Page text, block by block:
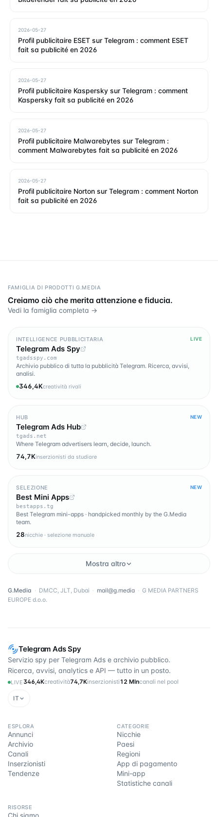
2026-05-27
Profil publicitaire ESET sur Telegram : comment ESET
fait sa publicité en 2026
2026-05-27
Profil publicitaire Kaspersky sur Telegram : comment
Kaspersky fait sa publicité en 2026
2026-05-27
Profil publicitaire Malwarebytes sur Telegram :
comment Malwarebytes fait sa publicité en 2026
2026-05-27
Profil publicitaire Norton sur Telegram : comment Norton
fait sa publicité en 2026
Telegram Ads Spy
Servizio spy per Telegram Ads e archivio pubblico.
Ricerca, avvisi, analytics e API — tutto in un posto.
LIVE 346,4Kcreatività74,7Kinserzionisti12 Mlncanali nel pool
IT
ESPLORA
Annunci
Archivio
Canali
Inserzionisti
Tendenze
CATEGORIE
Nicchie
Paesi
Regioni
App di pagamento
Mini-app
Statistiche canali
RISORSE
Chi siamo
FAMIGLIA DI PRODOTTI G.MEDIA
Creiamo ciò che merita attenzione e fiducia.
Vedi la famiglia completa →
INTELLIGENCE PUBBLICITARIA LIVE
Telegram Ads Spy
tgadsspy.com
Archivio pubblico di tutta la pubblicità Telegram. Ricerca, avvisi,
analisi.
346,4Kcreatività rivali
HUB NEW
Telegram Ads Hub
tgads.net
Where Telegram advertisers learn, decide, launch.
74,7Kinserzionisti da studiare
SELEZIONE NEW
Best Mini Apps
bestapps.tg
Best Telegram mini-apps · handpicked monthly by the G.Media
team.
28nicchie · selezione manuale
Mostra altro
G.Media · DMCC, JLT, Dubai · mail@g.media · G MEDIA PARTNERS
EUROPE d.o.o.